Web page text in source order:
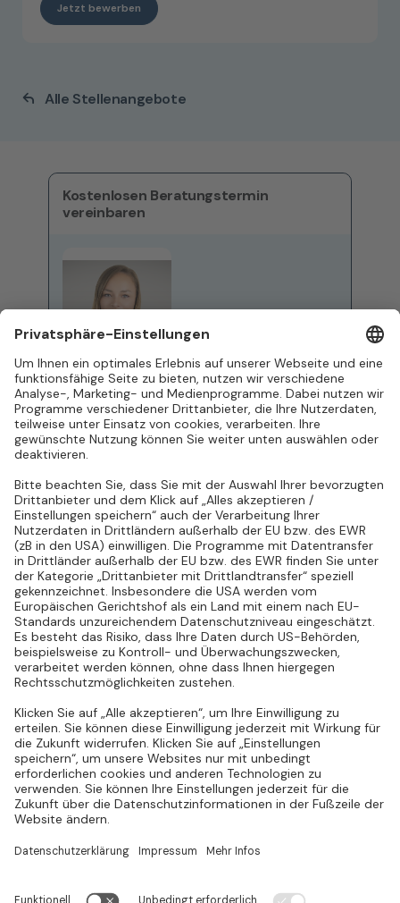
Jetzt bewerben
Alle Stellenangebote
Kostenlosen Beratungstermin
vereinbaren
Katja Strobel
Business Development
Manager
+49 (0)621 / 877 524 85
Rückruf vereinbaren
Invisio Clinical Studies Consulting GmbH
E-Mail: partner@invisio.eu
Tel.:+49 (0)621 / 180 685 940
Fax:+49 (0)621 / 180 685 949
Harrlachweg 18
68163 Mannheim
Deutschland
Standort Berlin
Kurfürstendamm 14
10719 Berlin
Deutschland
Zertifikate
ISO 1400